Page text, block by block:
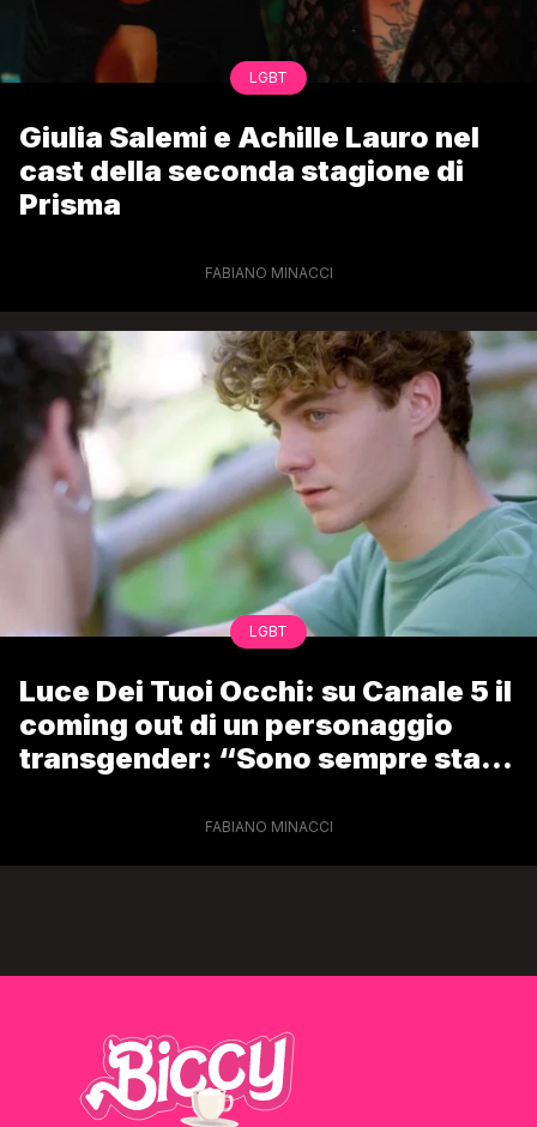
LGBT
Giulia Salemi e Achille Lauro nel
cast della seconda stagione di
Prisma
FABIANO MINACCI
LGBT
Luce Dei Tuoi Occhi: su Canale 5 il
coming out di un personaggio
transgender: “Sono sempre stata
FABIANO MINACCI